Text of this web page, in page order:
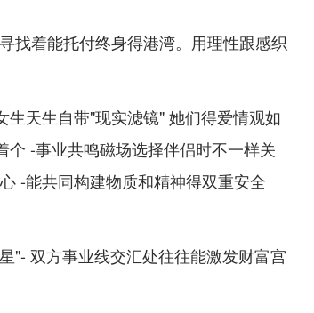
找着能托付终身得港湾。用理性跟感织
天生自带"现实滤镜" 她们得爱情观如
-事业共鸣磁场选择伴侣时不一样关
-能共同构建物质和精神得双重安全
"- 双方事业线交汇处往往能激发财富宫